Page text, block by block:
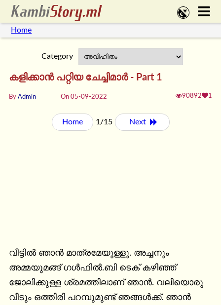
Home
Category
കളിക്കാൻ പറ്റിയ ചേച്ചിമാർ - Part 1
By Admin On 05-09-2022 90892 1
Home 1/15 Next
വീട്ടിൽ ഞാൻ മാത്രമേയുള്ളൂ. അച്ചനും
അമ്മയുമങ്ങ് ഗൾഫിൽ.ബി ടെക് കഴിഞ്ഞ്
ജോലിക്കുള്ള ശ്രമത്തിലാണ് ഞാൻ. വലിയൊരു
വീടും ഒത്തിരി പറമ്പുമുണ്ട് ഞങ്ങൾക്ക്. ഞാൻ